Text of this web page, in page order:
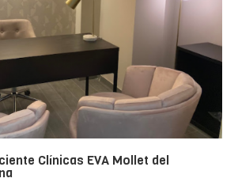
Clínicas EVA Mollet del